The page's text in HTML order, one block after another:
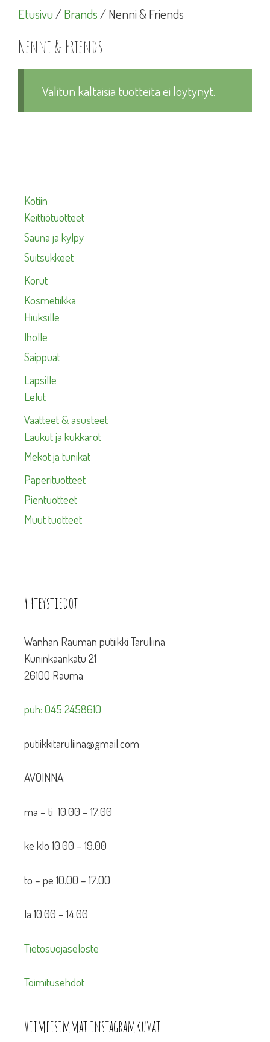
Etusivu/Brands/ Nenni & Friends
Nenni & Friends
Valitun kaltaisia tuotteita ei löytynyt.
Kotiin
Keittiötuotteet
Sauna ja kylpy
Suitsukkeet
Korut
Kosmetiikka
Hiuksille
Iholle
Saippuat
Lapsille
Lelut
Vaatteet & asusteet
Laukut ja kukkarot
Mekot ja tunikat
Paperituotteet
Pientuotteet
Muut tuotteet
Yhteystiedot
Wanhan Rauman putiikki Taruliina
Kuninkaankatu 21
26100 Rauma
puh: 045 2458610
putiikkitaruliina@gmail.com
AVOINNA:
ma – ti 10.00 – 17.00
ke klo 10.00 – 19.00
to – pe 10.00 – 17.00
la 10.00 – 14.00
Tietosuojaseloste
Toimitusehdot
Viimeisimmät instagramkuvat